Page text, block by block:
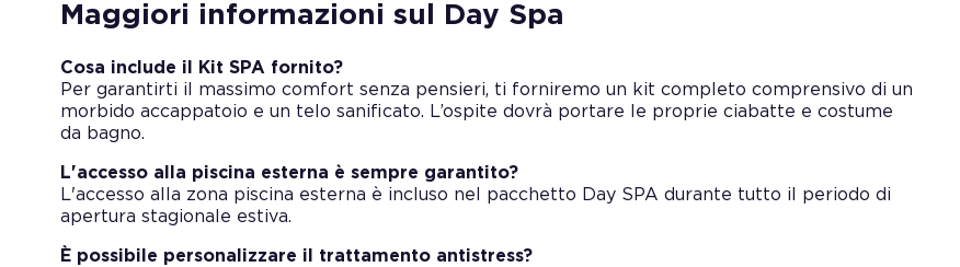
Maggiori informazioni sul Day Spa
Cosa include il Kit SPA fornito?
Per garantirti il massimo comfort senza pensieri, ti forniremo un kit completo comprensivo di un
morbido accappatoio e un telo sanificato. L’ospite dovrà portare le proprie ciabatte e costume
da bagno.
L'accesso alla piscina esterna è sempre garantito?
L'accesso alla zona piscina esterna è incluso nel pacchetto Day SPA durante tutto il periodo di
apertura stagionale estiva.
È possibile personalizzare il trattamento antistress?